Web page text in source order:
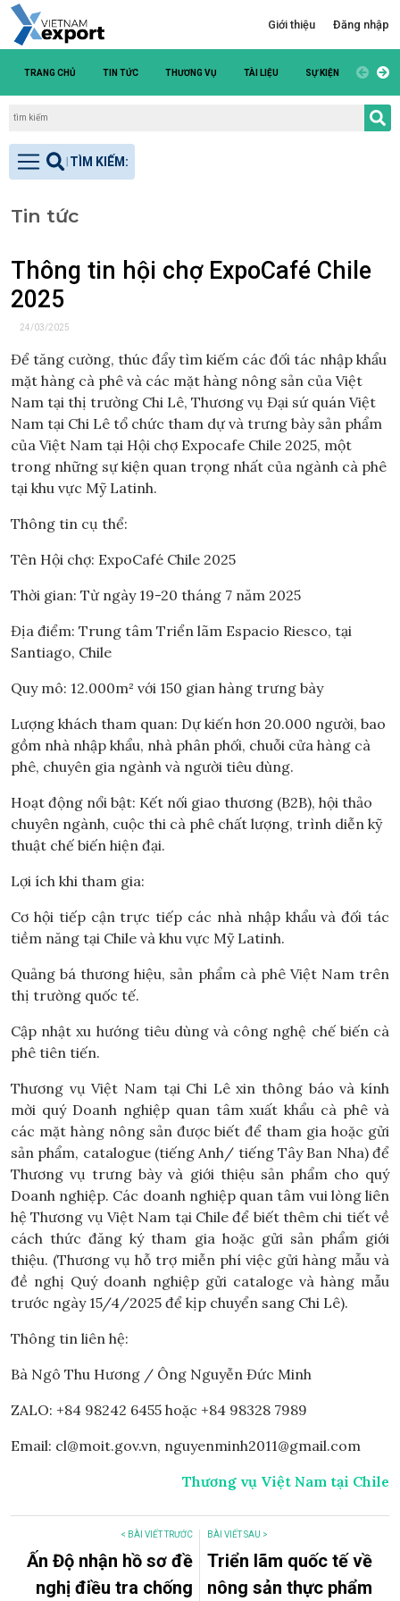
Giới thiệu Đăng nhập
TRANG CHỦ TIN TỨC THƯƠNG VỤ TÀI LIỆU SỰ KIỆN DANH
Tin tức
Thông tin hội chợ ExpoCafé Chile
2025
24/03/2025
Để tăng cường, thúc đẩy tìm kiếm các đối tác nhập khẩu
mặt hàng cà phê và các mặt hàng nông sản của Việt
Nam tại thị trường Chi Lê, Thương vụ Đại sứ quán Việt
Nam tại Chi Lê tổ chức tham dự và trưng bày sản phẩm
của Việt Nam tại Hội chợ Expocafe Chile 2025, một
trong những sự kiện quan trọng nhất của ngành cà phê
tại khu vực Mỹ Latinh.
Thông tin cụ thể:
Tên Hội chợ: ExpoCafé Chile 2025
Thời gian: Từ ngày 19-20 tháng 7 năm 2025
Địa điểm: Trung tâm Triển lãm Espacio Riesco, tại
Santiago, Chile
Quy mô: 12.000m² với 150 gian hàng trưng bày
Lượng khách tham quan: Dự kiến hơn 20.000 người, bao
gồm nhà nhập khẩu, nhà phân phối, chuỗi cửa hàng cà
phê, chuyên gia ngành và người tiêu dùng.
Hoạt động nổi bật: Kết nối giao thương (B2B), hội thảo
chuyên ngành, cuộc thi cà phê chất lượng, trình diễn kỹ
thuật chế biến hiện đại.
Lợi ích khi tham gia:
Cơ hội tiếp cận trực tiếp các nhà nhập khẩu và đối tác
tiềm năng tại Chile và khu vực Mỹ Latinh.
Quảng bá thương hiệu, sản phẩm cà phê Việt Nam trên
thị trường quốc tế.
Cập nhật xu hướng tiêu dùng và công nghệ chế biến cà
phê tiên tiến.
Thương vụ Việt Nam tại Chi Lê xin thông báo và kính
mời quý Doanh nghiệp quan tâm xuất khẩu cà phê và
các mặt hàng nông sản được biết để tham gia hoặc gửi
sản phẩm, catalogue (tiếng Anh/ tiếng Tây Ban Nha) để
Thương vụ trưng bày và giới thiệu sản phẩm cho quý
Doanh nghiệp. Các doanh nghiệp quan tâm vui lòng liên
hệ Thương vụ Việt Nam tại Chile để biết thêm chi tiết về
cách thức đăng ký tham gia hoặc gửi sản phẩm giới
thiệu. (Thương vụ hỗ trợ miễn phí việc gửi hàng mẫu và
đề nghị Quý doanh nghiệp gửi cataloge và hàng mẫu
trước ngày 15/4/2025 để kịp chuyển sang Chi Lê).
Thông tin liên hệ:
Bà Ngô Thu Hương / Ông Nguyễn Đức Minh
ZALO: +84 98242 6455 hoặc +84 98328 7989
Email: cl@moit.gov.vn, nguyenminh2011@gmail.com
Thương vụ Việt Nam tại Chile
< BÀI VIẾT TRƯỚC
Ấn Độ nhận hồ sơ đề
nghị điều tra chống
BÀI VIẾT SAU >
Triển lãm quốc tế về
nông sản thực phẩm